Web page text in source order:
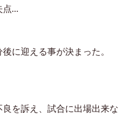
…
に迎える事が決まった。
を訴え、試合に出場出来な